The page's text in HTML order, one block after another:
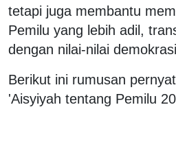
tetapi juga membantu
Pemilu yang lebih adil,
dengan nilai-nilai
Berikut ini rumusan
'Aisyiyah tentang Pemilu